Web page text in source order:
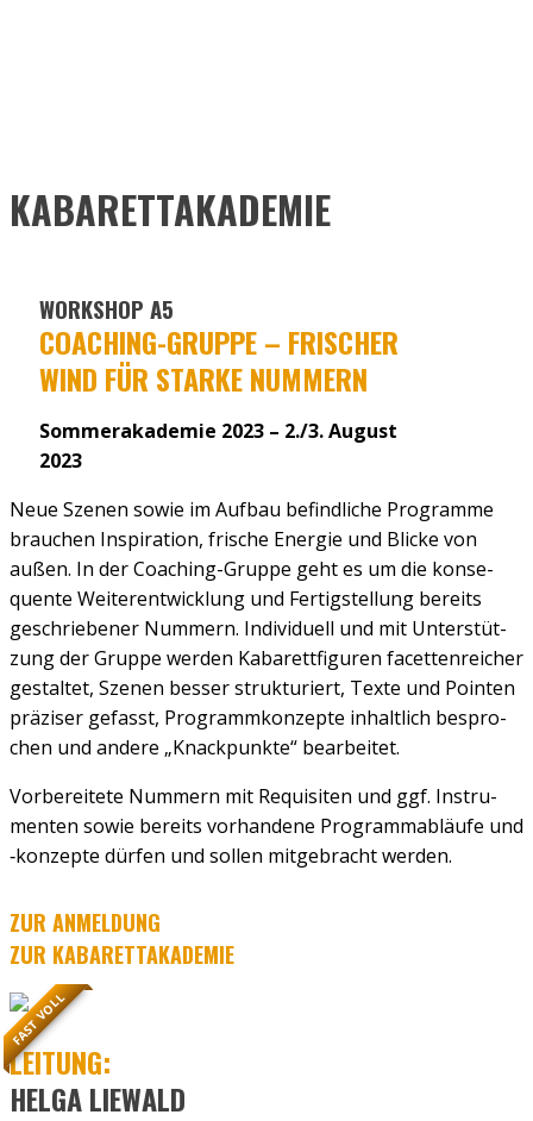
KABARETTAKADEMIE
WORKSHOP A5
COA­CHING-GRUP­PE – FRI­SCHER
WIND FÜR STAR­KE NUM­MERN
Sommerakademie 2023 – 2./3. August
2023
Neue Sze­nen sowie im Auf­bau befind­li­che Pro­gram­me
brau­chen Inspi­ra­ti­on, fri­sche Ener­gie und Bli­cke von
außen. In der Coa­ching-Grup­pe geht es um die kon­se­
quen­te Wei­ter­ent­wick­lung und Fer­tig­stel­lung bereits
geschrie­be­ner Num­mern. Indi­vi­du­ell und mit Unter­stüt­
zung der Grup­pe wer­den Kaba­rett­fi­gu­ren facet­ten­rei­cher
gestal­tet, Sze­nen bes­ser struk­tu­riert, Tex­te und Poin­ten
prä­zi­ser gefasst, Pro­gramm­kon­zep­te inhalt­lich bespro­
chen und ande­re „Knack­punk­te“ bear­bei­tet.
Vor­be­rei­te­te Num­mern mit Requi­si­ten und ggf. Instru­
men­ten sowie bereits vor­han­de­ne Pro­gramm­ab­läu­fe und
‑kon­zep­te dür­fen und sol­len mit­ge­bracht wer­den.
ZUR ANMELDUNG
ZUR KABARETTAKADEMIE
FAST VOLL
LEI­TUNG:
HEL­GA LIE­WALD